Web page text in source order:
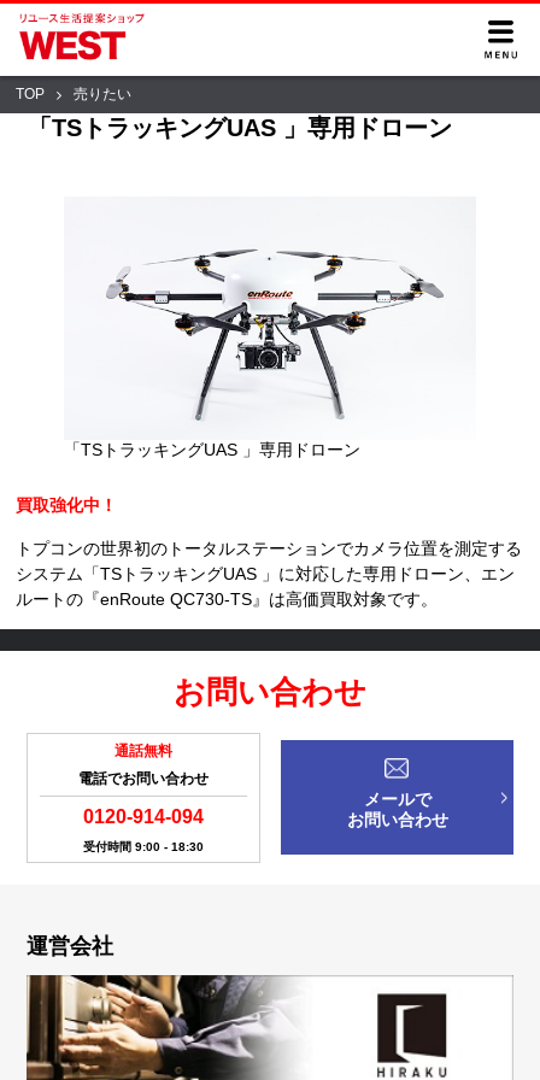
TOP 売りたい
「TSトラッキングUAS 」専用ドローン
「TSトラッキングUAS 」専用ドローン
買取強化中！
トプコンの世界初のトータルステーションでカメラ位置を測定する
システム「TSトラッキングUAS 」に対応した専用ドローン、エン
ルートの『enRoute QC730-TS』は高価買取対象です。
お問い合わせ
通話無料
電話でお問い合わせ
0120-914-094
受付時間 9:00 - 18:30
メールで
お問い合わせ
運営会社